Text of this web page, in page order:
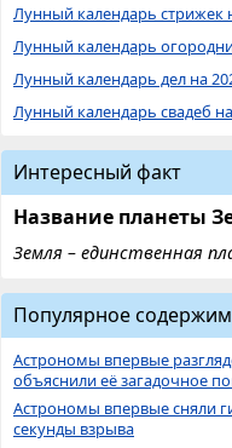
Лунный календарь стрижек
Лунный календарь
Лунный календарь дел на
Лунный календарь свадеб
Интересный факт
Название планеты
Земля – единственная
Популярное
Астрономы впервые
объяснили её загадочное
Астрономы впервые сняли
секунды взрыва